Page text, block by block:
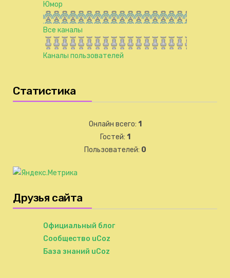
Юмор
Все каналы
Каналы пользователей
Статистика
Онлайн всего: 1
Гостей: 1
Пользователей: 0
Друзья сайта
Официальный блог
Сообщество uCoz
База знаний uCoz